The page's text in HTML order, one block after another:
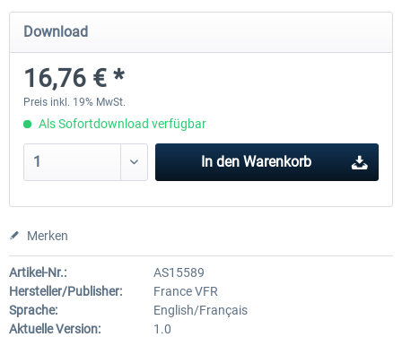
Download
16,76 € *
Preis inkl. 19% MwSt.
Als Sofortdownload verfügbar
In den Warenkorb
Merken
Artikel-Nr.:
AS15589
Hersteller/Publisher:
France VFR
Sprache:
English/Français
Aktuelle Version:
1.0